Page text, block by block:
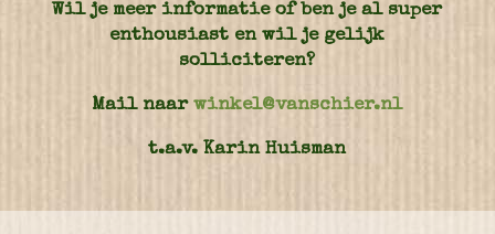
Wil je meer informatie of ben je al super
enthousiast en wil je gelijk
solliciteren?
Mail naarwinkel@vanschier.nl
t.a.v. Karin Huisman